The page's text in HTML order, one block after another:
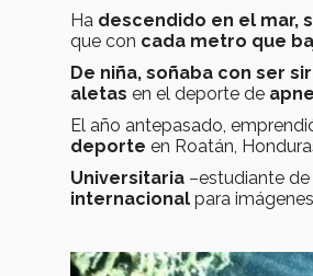
Ha descendido en el mar,
que con cada metro que
De niña, soñaba con ser
aletas en el deporte de
El año antepasado,
deporte en Roatán,
Universitaria –estudiante de
internacional para